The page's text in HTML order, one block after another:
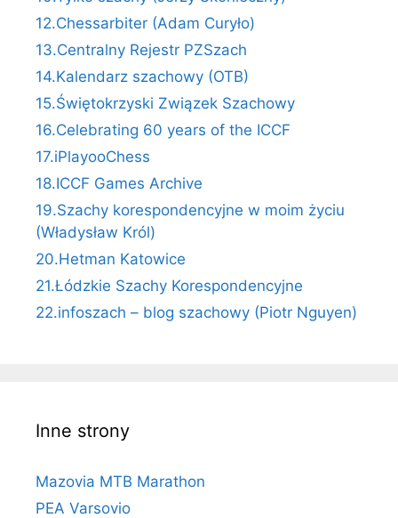
12.Chessarbiter (Adam Curyło)
13.Centralny Rejestr PZSzach
14.Kalendarz szachowy (OTB)
15.Świętokrzyski Związek Szachowy
16.Celebrating 60 years of the ICCF
17.iPlayooChess
18.ICCF Games Archive
19.Szachy korespondencyjne w moim życiu
(Władysław Król)
20.Hetman Katowice
21.Łódzkie Szachy Korespondencyjne
22.infoszach – blog szachowy (Piotr Nguyen)
Inne strony
Mazovia MTB Marathon
PEA Varsovio